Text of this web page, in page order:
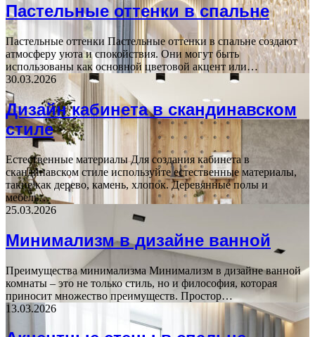
Пастельные оттенки в спальне
Пастельные оттенки Пастельные оттенки в спальне создают
атмосферу уюта и спокойствия. Они могут быть
использованы как основной цветовой акцент или…
30.03.2026
Дизайн кабинета в скандинавском
стиле
Естественные материалы Для создания кабинета в
скандинавском стиле используйте естественные материалы,
такие как дерево, камень, хлопок. Деревянные полы и
мебель…
25.03.2026
Минимализм в дизайне ванной
Преимущества минимализма Минимализм в дизайне ванной
комнаты – это не только стиль, но и философия, которая
приносит множество преимуществ. Простор…
13.03.2026